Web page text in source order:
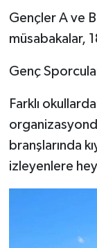
Gençler A ve
müsabakalar,
Genç
Farklı
branşlarında
izleyenlere